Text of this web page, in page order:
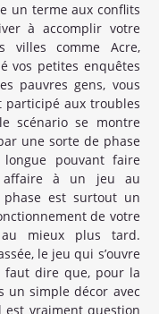
un terme aux conflits
à accomplir votre
villes comme Acre,
vos petites enquêtes
pauvres gens, vous
participé aux troubles
scénario se montre
une sorte de phase
pouvant faire
affaire à un jeu au
est surtout un
de votre
mieux plus tard.
le jeu qui s’ouvre
faut dire que, pour la
un simple décor avec
est vraiment question